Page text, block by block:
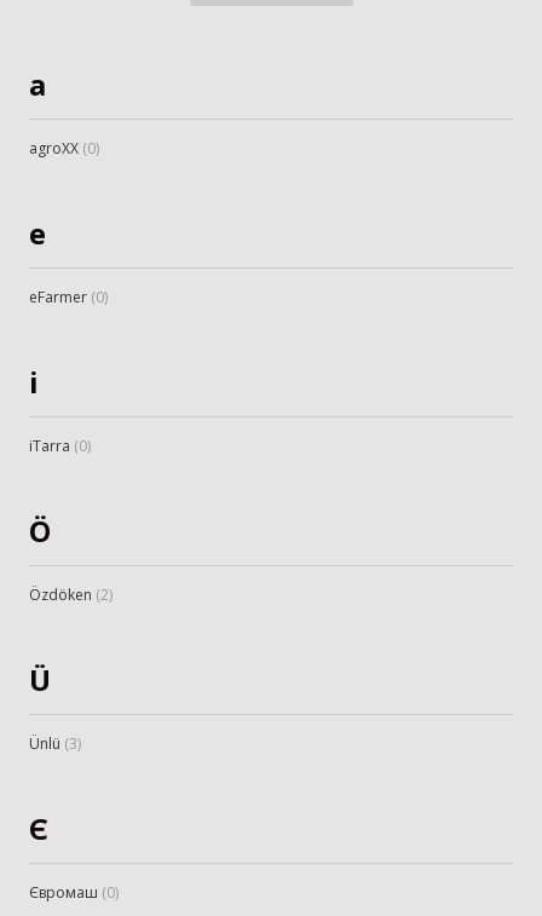
a
agroXX (0)
e
eFarmer (0)
i
iTarra (0)
Ö
Özdöken (2)
Ü
Ünlü (3)
Є
Євромаш (0)